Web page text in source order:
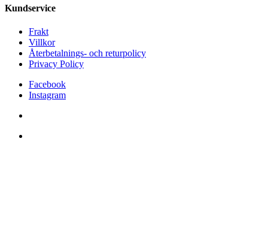
Kundservice
Frakt
Villkor
Återbetalnings- och returpolicy
Privacy Policy
Facebook
Instagram